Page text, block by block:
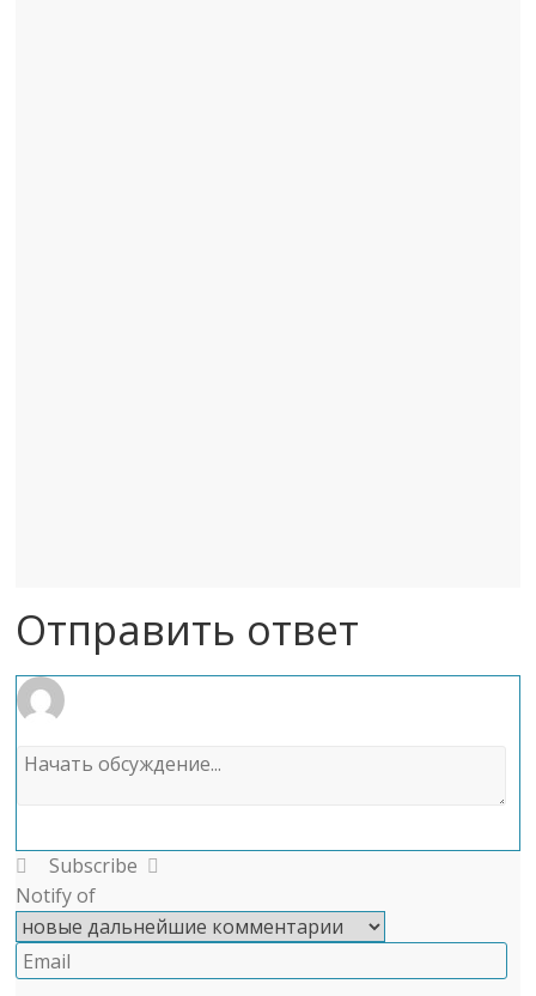
Отправить ответ
Subscribe
Notify of